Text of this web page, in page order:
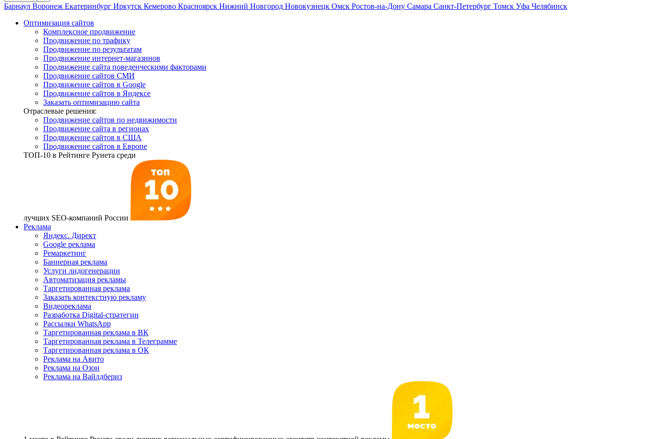
Барнаул Воронеж Екатеринбург Иркутск Кемерово Красноярск Нижний Новгород Новокузнецк Омск Ростов-на-Дону Самара Санкт-Петербург Томск Уфа Челябинск
Оптимизация сайтов
Комплексное продвижение
Продвижение по трафику
Продвижение по результатам
Продвижение интернет-магазинов
Продвижение сайта поведенческими факторами
Продвижение сайтов СМИ
Продвижение сайтов в Google
Продвижение сайтов в Яндексе
Заказать оптимизацию сайта
Отраслевые решения:
Продвижение сайтов по недвижимости
Продвижение сайта в регионах
Продвижение сайтов в США
Продвижение сайтов в Европе
ТОП-10 в Рейтинге Рунета среди
лучших SEO-компаний России
Реклама
Яндекс. Директ
Google реклама
Ремаркетинг
Баннерная реклама
Услуги лидогенерации
Автоматизация рекламы
Таргетированная реклама
Заказать контекстную рекламу
Видеореклама
Разработка Digital-стратегии
Рассылки WhatsApp
Таргетированная реклама в ВК
Таргетированная реклама в Телеграмме
Таргетированная реклама в ОК
Реклама на Авито
Реклама на Озон
Реклама на Вайлдбериз